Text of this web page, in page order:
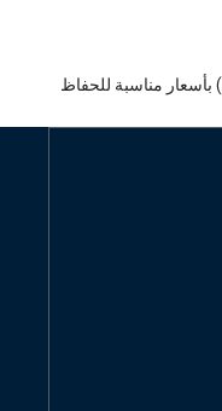
نعم، نحن نوفر عقود صيانة سنوية (AMC) بأسعار مناسبة للحفاظ